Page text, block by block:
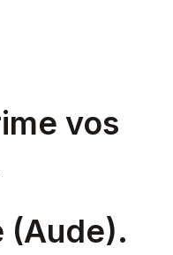
vos
(Aude).